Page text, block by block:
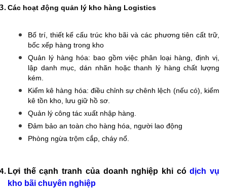
Các hoạt động quản lý kho hàng Logistics
Bố trí, thiết kế cấu trúc kho bãi và các phương tiên cất trữ,
bốc xếp hàng trong kho
Quản lý hàng hóa: bao gồm việc phân loại hàng, định vị,
lập danh mục, dán nhãn hoặc thanh lý hàng chất lượng
kém.
Kiểm kê hàng hóa: điều chỉnh sự chênh lệch (nếu có), kiểm
kê tồn kho, lưu giữ hồ sơ.
Quản lý công tác xuất nhập hàng.
Đảm bảo an toàn cho hàng hóa, người lao động
Phòng ngừa trộm cắp, cháy nổ.
Lợi thế cạnh tranh của doanh nghiệp khi códịch vụ
kho bãi chuyên nghiệp